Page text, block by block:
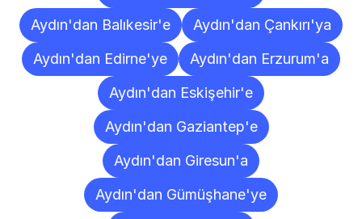
Aydın'dan Balıkesir'e
Aydın'dan Çankırı'ya
Aydın'dan Edirne'ye
Aydın'dan Erzurum'a
Aydın'dan Eskişehir'e
Aydın'dan Gaziantep'e
Aydın'dan Giresun'a
Aydın'dan Gümüşhane'ye